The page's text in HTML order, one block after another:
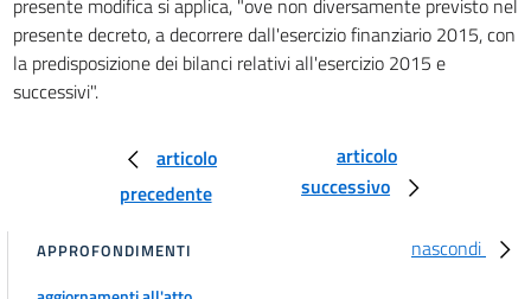
TITOLO III
ORGANI
37
presente modifica si applica, "ove non diversamente previsto nel
presente decreto, a decorrere dall'esercizio finanziario 2015, con
la predisposizione dei bilanci relativi all'esercizio 2015 e
successivi".
articolo
precedente
articolo
successivo
nascondi
APPROFONDIMENTI